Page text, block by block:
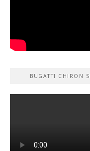
BUGATTI CHIRON